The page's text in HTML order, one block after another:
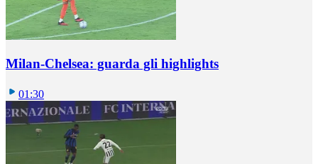
Milan-Chelsea: guarda gli highlights
01:30